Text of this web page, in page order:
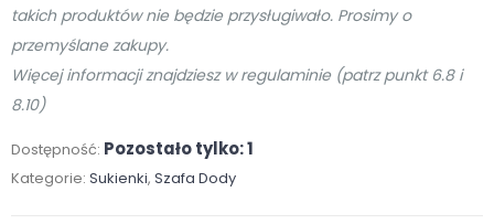
takich produktów nie będzie przysługiwało. Prosimy o
przemyślane zakupy.
Więcej informacji znajdziesz w regulaminie (patrz punkt 6.8 i
8.10)
Dostępność: Pozostało tylko: 1
Kategorie: Sukienki, Szafa Dody